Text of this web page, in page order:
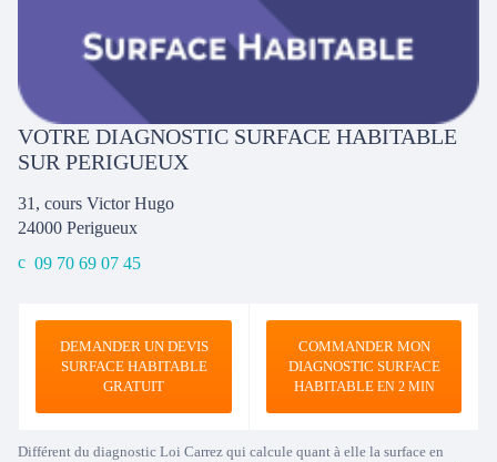
VOTRE DIAGNOSTIC SURFACE HABITABLE
SUR PERIGUEUX
31, cours Victor Hugo
24000 Perigueux
09 70 69 07 45
DEMANDER UN DEVIS
SURFACE HABITABLE
GRATUIT
COMMANDER MON
DIAGNOSTIC SURFACE
HABITABLEEN 2 MIN
Différent du diagnostic Loi Carrez qui calcule quant à elle la surface en